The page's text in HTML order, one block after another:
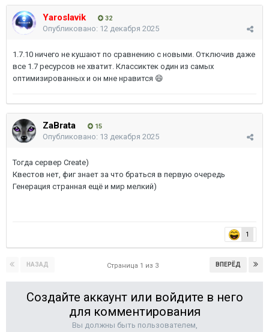
Yaroslavik 32
Опубликовано: 12 декабря 2025
1.7.10 ничего не кушают по сравнению с новыми. Отключив даже
все 1.7 ресурсов не хватит. Классиктек один из самых
оптимизированных и он мне нравится 😄
ZaBrata 15
Опубликовано: 13 декабря 2025
Тогда сервер Create)
Квестов нет, фиг знает за что браться в первую очередь
Генерация странная ещё и мир мелкий)
1
НАЗАД ВПЕРЁД
Страница 1 из 3
Создайте аккаунт или войдите в него
для комментирования
Вы должны быть пользователем,